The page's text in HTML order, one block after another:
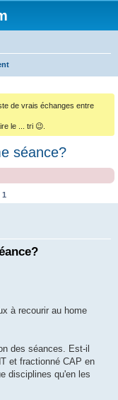
de vrais échanges entre
le ... tri 😉.
séance?
1
à recourir au home
des séances. Est-il
et fractionné CAP en
disciplines qu'en les